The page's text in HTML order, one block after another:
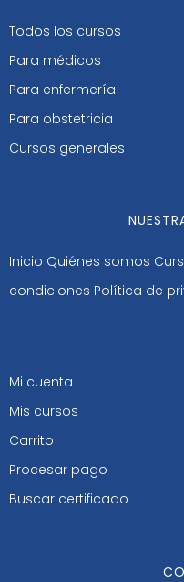
Todos los cursos
Para médicos
Para enfermería
Para obstetricia
Cursos generales
Inicio Quiénes somos
condiciones Política de
Mi cuenta
Mis cursos
Carrito
Procesar pago
Buscar certificado